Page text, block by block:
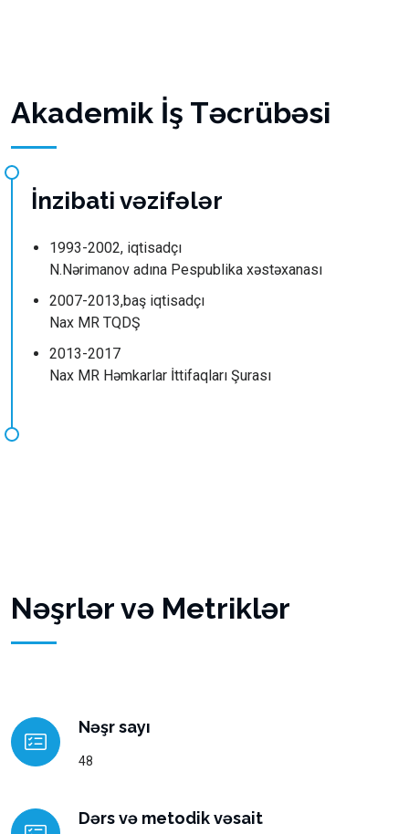
Akademik İş Təcrübəsi
İnzibati vəzifələr
1993-2002, iqtisadçı
N.Nərimanov adına Pespublika xəstəxanası
2007-2013,baş iqtisadçı
Nax MR TQDŞ
2013-2017
Nax MR Həmkarlar İttifaqları Şurası
Nəşrlər və Metriklər
Nəşr sayı
48
Dərs və metodik vəsait